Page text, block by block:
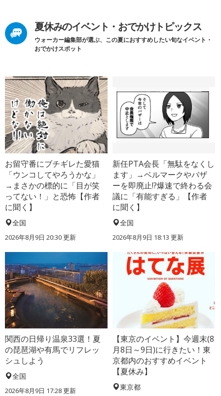
夏休みのイベント・おでかけトピックス
ウォーカー編集部が選ぶ、この夏におすすめしたい旬なイベント・
おでかけスポット
お留守番にブチギレた愛猫
「ウンコしてやろうかな」
→まさかの標的に「目が笑
ってない！」と恐怖【作者
に聞く】
全国
2026年8月9日 20:30更新
新任PTA会長「無駄をなくし
ます」→ベルマークやバザ
ーを即廃止!?爆速で終わる会
議に「有能すぎる」【作者
に聞く】
全国
2026年8月9日 18:13 更新
関西の日帰り温泉33選！夏
の琵琶湖や有馬でリフレッ
シュしよう
全国
2026年8月9日 17:28更新
【東京のイベント】今週末(8
月8日～9日)に行きたい！東
京都内のおすすめイベント
【夏休み】
東京都